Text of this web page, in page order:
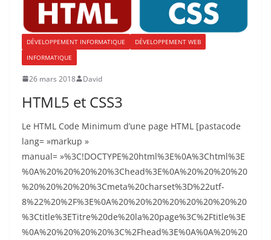
DÉVELOPPEMENT INFORMATIQUE
DÉVELOPPEMENT WEB
INFORMATIQUE
26 mars 2018 David
HTML5 et CSS3
Le HTML Code Minimum d’une page HTML [pastacode
lang= »markup »
manual= »%3C!DOCTYPE%20html%3E%0A%3Chtml%3E
%0A%20%20%20%20%3Chead%3E%0A%20%20%20%20
%20%20%20%20%3Cmeta%20charset%3D%22utf-
8%22%20%2F%3E%0A%20%20%20%20%20%20%20%20
%3Ctitle%3ETitre%20de%20la%20page%3C%2Ftitle%3E
%0A%20%20%20%20%3C%2Fhead%3E%0A%0A%20%20